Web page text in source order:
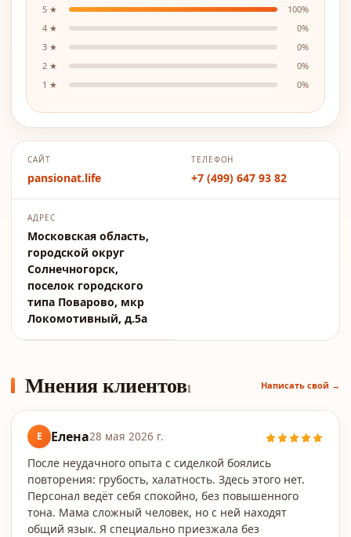
5 ★ 100%
4 ★ 0%
3 ★ 0%
2 ★ 0%
1 ★ 0%
САЙТ
pansionat.life
ТЕЛЕФОН
+7 (499) 647 93 82
АДРЕС
Московская область,
городской округ
Солнечногорск,
поселок городского
типа Поварово, мкр
Локомотивный, д.5а
Мнения клиентов1 Написать свой →
Е Елена28 мая 2026 г.
После неудачного опыта с сиделкой боялись
повторения: грубость, халатность. Здесь этого нет.
Персонал ведёт себя спокойно, без повышенного
тона. Мама сложный человек, но с ней находят
общий язык. Я специально приезжала без